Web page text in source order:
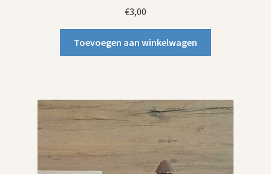
€3,00
Toevoegen aan winkelwagen